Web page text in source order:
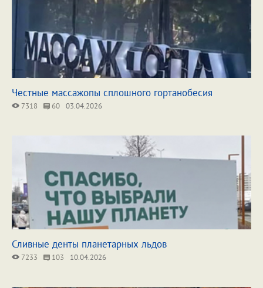
Честные массажопы сплошного гортанобесия
7318 60 03.04.2026
Сливные денты планетарных льдов
7233 103 10.04.2026